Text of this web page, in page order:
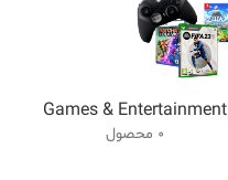
Games & Entertainment
0 محصول